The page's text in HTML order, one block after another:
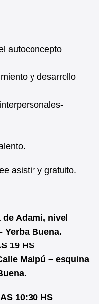
autoconcepto
y desarrollo
asistir y gratuito.
Adami, nivel
Yerba Buena.
19 HS
Maipú – esquina
10:30 HS